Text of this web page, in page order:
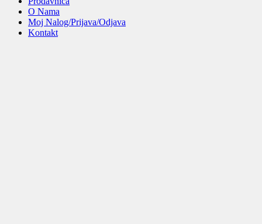
O Nama
Moj Nalog/Prijava/Odjava
Kontakt